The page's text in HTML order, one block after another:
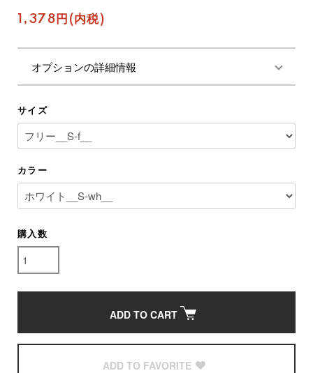
1,378円(内税)
オプションの詳細情報
サイズ
カラー
購入数
ADD TO CART
ADD TO FAVORITE